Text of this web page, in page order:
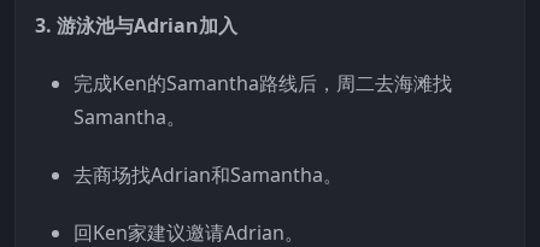
3. 游泳池与Adrian加入
完成Ken的Samantha路线后，周二去海滩找
Samantha。
去商场找Adrian和Samantha。
回Ken家建议邀请Adrian。